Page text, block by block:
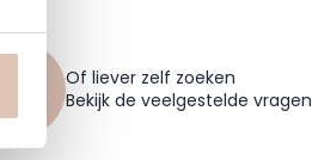
Of liever zelf zoeken
Bekijk de veelgestelde vragen